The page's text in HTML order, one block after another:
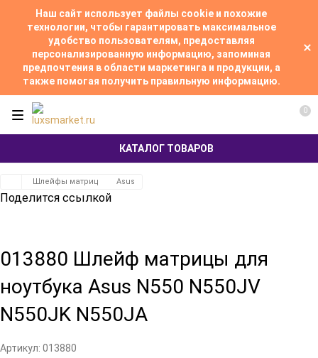
Наш сайт использует файлы cookie и похожие
технологии, чтобы гарантировать максимальное
удобство пользователям, предоставляя
персонализированную информацию, запоминая
предпочтения в области маркетинга и продукции, а
также помогая получить правильную информацию.
КАТАЛОГ ТОВАРОВ
0
Шлейфы матриц Asus
Поделится ссылкой
013880 Шлейф матрицы для
ноутбука Asus N550 N550JV
N550JK N550JA
Артикул: 013880